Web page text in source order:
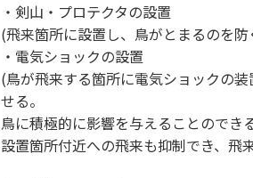
・剣山・プロテクタの設置
(飛来箇所に設置し、鳥がとまるのを防
・電気ショックの設置
(鳥が飛来する箇所に電気ショックの
せる。
鳥に積極的に影響を与えることのでき
設置箇所付近への飛来も抑制でき、飛